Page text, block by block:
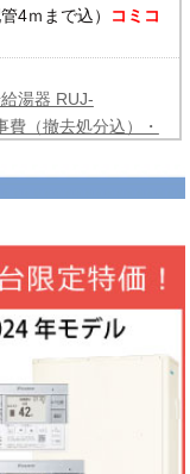
4ｍまで込）
コミコ
湯器 RUJ-
（撤去処分込）・
管4ｍまで込）商品5
の購入・設置・アプ
るキャッシュバックキ
年6月1日～12月
GVシリーズ10畳用